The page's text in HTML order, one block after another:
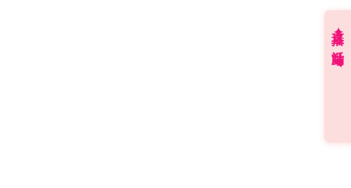
直播✦活動